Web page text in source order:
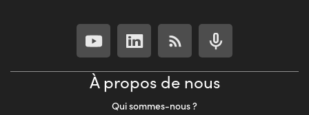
À propos de nous
Qui sommes-nous ?